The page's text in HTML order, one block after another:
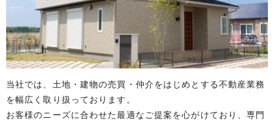
当社では、土地・建物の売買・仲介をはじめとする不動産業務
を幅広く取り扱っております。
お客様のニーズに合わせた最適なご提案を心がけており、専門